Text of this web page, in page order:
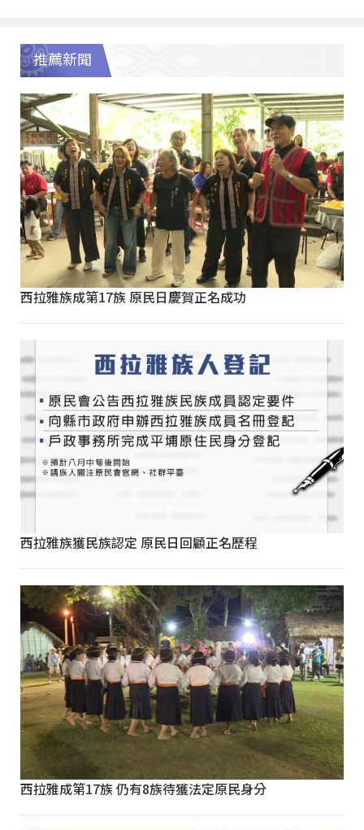
推薦新聞
西拉雅族成第17族 原民日慶賀正名成功
西拉雅族獲民族認定 原民日回顧正名歷程
西拉雅成第17族 仍有8族待獲法定原民身分